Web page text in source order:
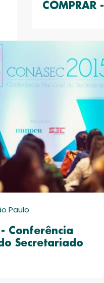
Paulo
- Conferência
Secretariado